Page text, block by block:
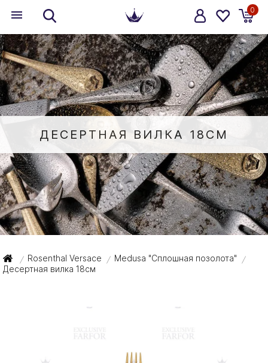
0
ДЕСЕРТНАЯ ВИЛКА 18СМ
/ Rosenthal Versace / Medusa "Сплошная позолота" /
Десертная вилка 18см